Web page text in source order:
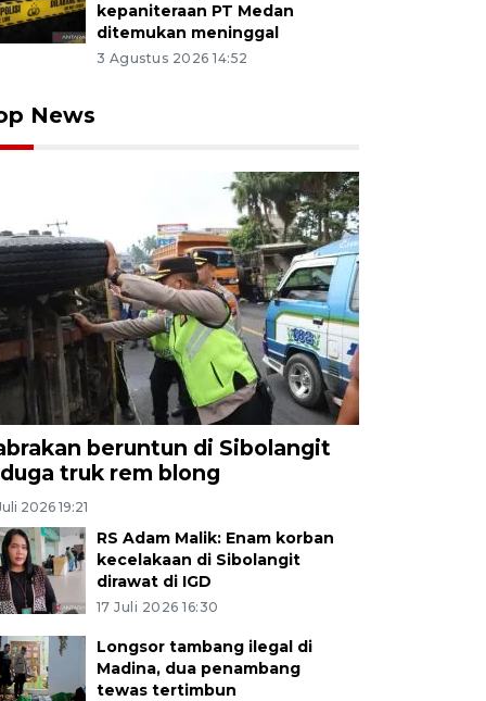
kepaniteraan PT Medan
ditemukan meninggal
3 Agustus 2026 14:52
News
beruntun di Sibolangit
truk rem blong
2026 19:21
RS Adam Malik: Enam korban
kecelakaan di Sibolangit
dirawat di IGD
17 Juli 2026 16:30
Longsor tambang ilegal di
Madina, dua penambang
tewas tertimbun